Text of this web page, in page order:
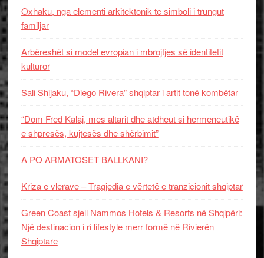
Oxhaku, nga elementi arkitektonik te simboli i trungut
familjar
Arbëreshët si model evropian i mbrojtjes së identitetit
kulturor
Sali Shijaku, “Diego Rivera” shqiptar i artit tonë kombëtar
“Dom Fred Kalaj, mes altarit dhe atdheut si hermeneutikë
e shpresës, kujtesës dhe shërbimit”
A PO ARMATOSET BALLKANI?
Kriza e vlerave – Tragjedia e vërtetë e tranzicionit shqiptar
Green Coast sjell Nammos Hotels & Resorts në Shqipëri:
Një destinacion i ri lifestyle merr formë në Rivierën
Shqiptare